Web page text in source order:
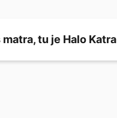
tu je Halo Katra